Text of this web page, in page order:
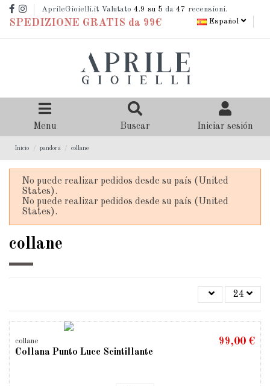
AprileGioielli.it Valutato 4.9 su 5 da 47 recensioni.
SPEDIZIONE GRATIS da 99€ Español
Menu Buscar Iniciar sesión
Inicio pandora collane
No puede realizar pedidos desde su país (United
States).
No puede realizar pedidos desde su país (United
States).
collane
24
collane
Collana Punto Luce Scintillante
99,00 €